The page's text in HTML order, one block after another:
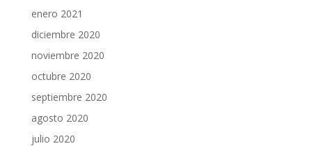
enero 2021
diciembre 2020
noviembre 2020
octubre 2020
septiembre 2020
agosto 2020
julio 2020